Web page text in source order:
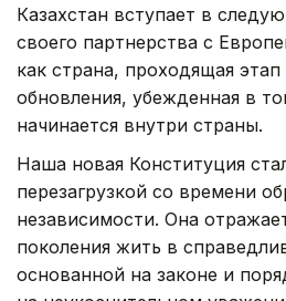
Казахстан вступает в
своего партнерства с
как страна, проходящая этап
обновления, убежденная в
начинается внутри страны.
Наша новая Конституция
перезагрузкой со времени
независимости. Она
поколения жить в
основанной на законе и